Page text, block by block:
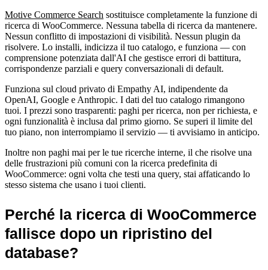
Motive Commerce Search sostituisce completamente la funzione di
ricerca di WooCommerce. Nessuna tabella di ricerca da mantenere.
Nessun conflitto di impostazioni di visibilità. Nessun plugin da
risolvere. Lo installi, indicizza il tuo catalogo, e funziona — con
comprensione potenziata dall'AI che gestisce errori di battitura,
corrispondenze parziali e query conversazionali di default.
Funziona sul cloud privato di Empathy AI, indipendente da
OpenAI, Google e Anthropic. I dati del tuo catalogo rimangono
tuoi. I prezzi sono trasparenti: paghi per ricerca, non per richiesta, e
ogni funzionalità è inclusa dal primo giorno. Se superi il limite del
tuo piano, non interrompiamo il servizio — ti avvisiamo in anticipo.
Inoltre non paghi mai per le tue ricerche interne, il che risolve una
delle frustrazioni più comuni con la ricerca predefinita di
WooCommerce: ogni volta che testi una query, stai affaticando lo
stesso sistema che usano i tuoi clienti.
Perché la ricerca di WooCommerce
fallisce dopo un ripristino del
database?